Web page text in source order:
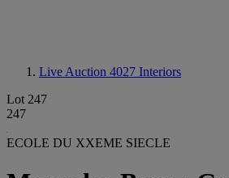
Live Auction 4027 Interiors
Lot 247
247
ECOLE DU XXEME SIECLE